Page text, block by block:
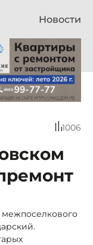
Новости
1006